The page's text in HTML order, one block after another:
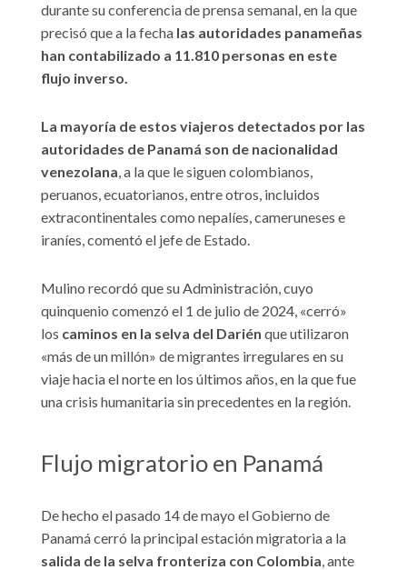
durante su conferencia de prensa semanal, en la que
precisó que a la fecha las autoridades panameñas
han contabilizado a 11.810 personas en este
flujo inverso.
La mayoría de estos viajeros detectados por las
autoridades de Panamá son de nacionalidad
venezolana, a la que le siguen colombianos,
peruanos, ecuatorianos, entre otros, incluidos
extracontinentales como nepalíes, cameruneses e
iraníes, comentó el jefe de Estado.
Mulino recordó que su Administración, cuyo
quinquenio comenzó el 1 de julio de 2024, «cerró»
los caminos en la selva del Darién que utilizaron
«más de un millón» de migrantes irregulares en su
viaje hacia el norte en los últimos años, en la que fue
una crisis humanitaria sin precedentes en la región.
Flujo migratorio en Panamá
De hecho el pasado 14 de mayo el Gobierno de
Panamá cerró la principal estación migratoria a la
salida de la selva fronteriza con Colombia, ante